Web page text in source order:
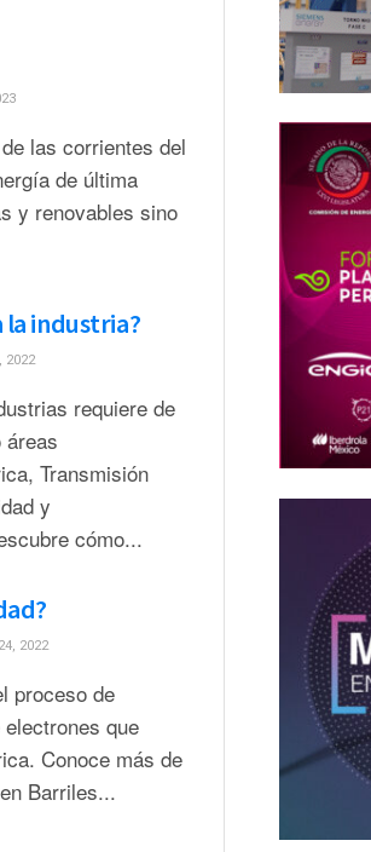
las corrientes del
de última
y renovables sino
la industria?
2022
requiere de
áreas
Transmisión
y
cómo...
2022
proceso de
que
Conoce más de
Barriles...